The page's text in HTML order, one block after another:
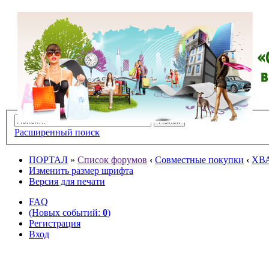
Расширенный поиск
ПОРТАЛ » Список форумов ‹ Совместные покупки ‹
Изменить размер шрифта
Версия для печати
FAQ
(Новых событий: 0)
Регистрация
Вход